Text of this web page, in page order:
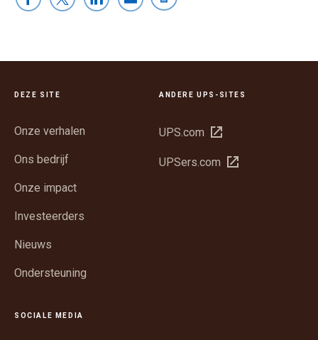
DEZE SITE
Onze verhalen
Ons bedrijf
Onze impact
Investeerders
Nieuws
Ondersteuning
ANDERE UPS-SITES
UPS.com Opent
een
UPSers.com Opent
SOCIALE MEDIA